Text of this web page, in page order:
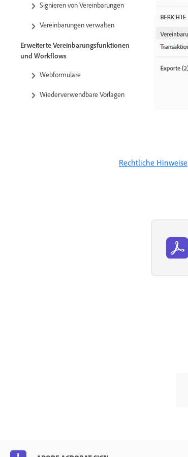
Signieren von Vereinbarungen
Vereinbarungen verwalten
Erweiterte Vereinbarungsfunktionen
und Workflows
Webformulare
Wiederverwendbare Vorlagen
Rechtliche Hinweise